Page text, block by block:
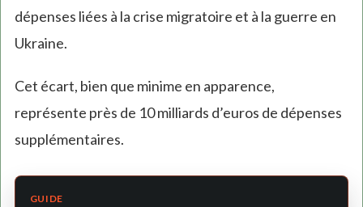
dépenses liées à la crise migratoire et à la guerre en
Ukraine.
Cet écart, bien que minime en apparence,
représente près de 10 milliards d’euros de dépenses
supplémentaires.
GUIDE